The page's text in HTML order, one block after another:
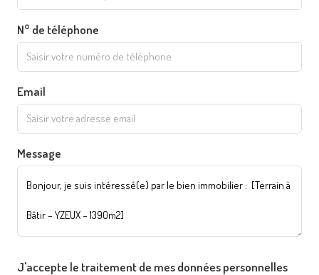
N° de téléphone
Email
Message
J'accepte le traitement de mes données personnelles